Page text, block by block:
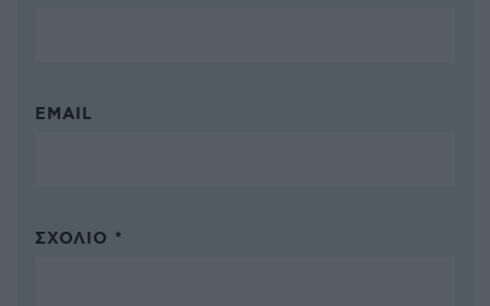
EMAIL
ΣΧΌΛΙΟ *